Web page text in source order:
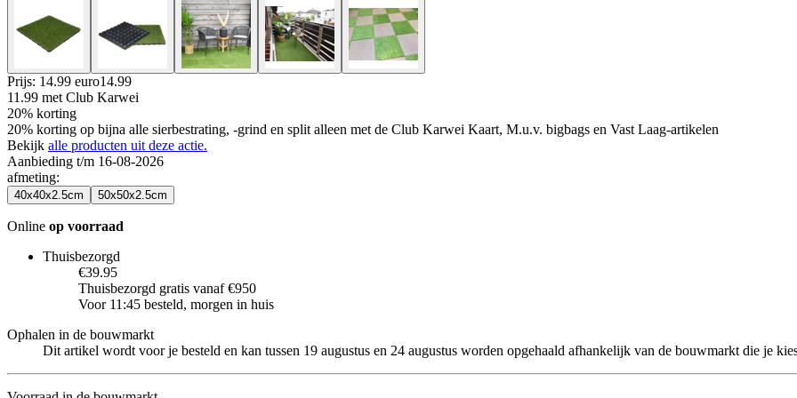
Prijs: 14.99 euro14.99
11.99 met Club Karwei
20% korting
20% korting op bijna alle sierbestrating, -grind en split alleen met de Club Karwei Kaart, M.u.v. bigbags en Vast Laag-artikelen
Bekijk alle producten uit deze actie.
Aanbieding t/m 16-08-2026
afmeting:
40x40x2.5cm 50x50x2.5cm
Online op voorraad
Thuisbezorgd
€39.95
Thuisbezorgd gratis vanaf €950
Voor 11:45 besteld, morgen in huis
Ophalen in de bouwmarkt
Dit artikel wordt voor je besteld en kan tussen 19 augustus en 24 augustus worden opgehaald afhankelijk van de bouwmarkt die je